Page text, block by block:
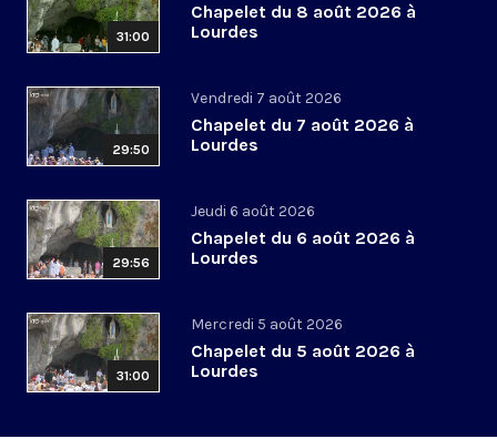
31:00
Chapelet du 8 août 2026 à
Lourdes
29:50
Vendredi 7 août 2026
Chapelet du 7 août 2026 à
Lourdes
29:56
Jeudi 6 août 2026
Chapelet du 6 août 2026 à
Lourdes
31:00
Mercredi 5 août 2026
Chapelet du 5 août 2026 à
Lourdes